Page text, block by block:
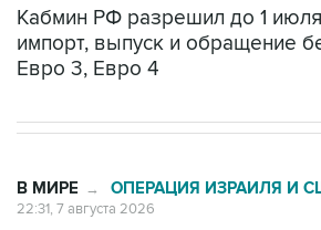
Кабмин РФ разрешил до 1
импорт, выпуск и обращение
Евро 3, Евро 4
В МИРЕ → ОПЕРАЦИЯ ИЗРАИЛЯ И
22:31, 7 августа 2026